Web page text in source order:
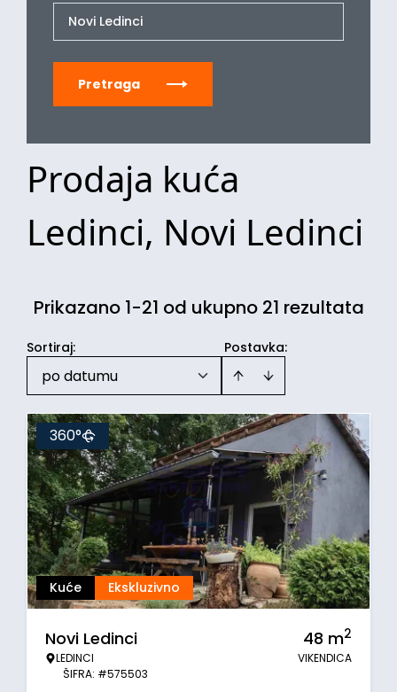
Novi Ledinci
Pretraga
Prodaja kuća
Ledinci, Novi Ledinci
Prikazano 1-21 od ukupno 21 rezultata
Postavka:
Sortiraj:
po datumu
Kuće Ekskluzivno
360°
Novi Ledinci
LEDINCI
ŠIFRA: #575503
48 m2
VIKENDICA